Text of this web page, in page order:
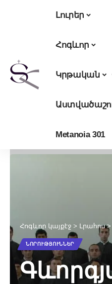
Լուրեր
Հոգևոր
Կրթական
Metanoia 301
Հոգևոր կայքէջ > Լրահոս>
ՆՈՐՈՒԹՅՈՒՆՆԵՐ